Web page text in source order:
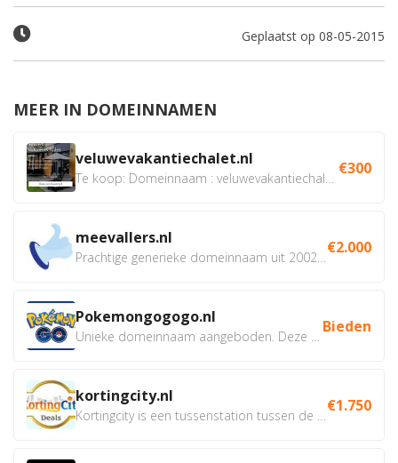
Geplaatst op 08-05-2015
MEER IN DOMEINNAMEN
veluwevakantiechalet.nl €300
meevallers.nl €2.000
Pokemongogogo.nl Bieden
kortingcity.nl €1.750